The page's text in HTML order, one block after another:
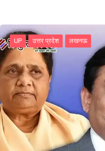
UP उत्तर प्रदेश लखनऊ